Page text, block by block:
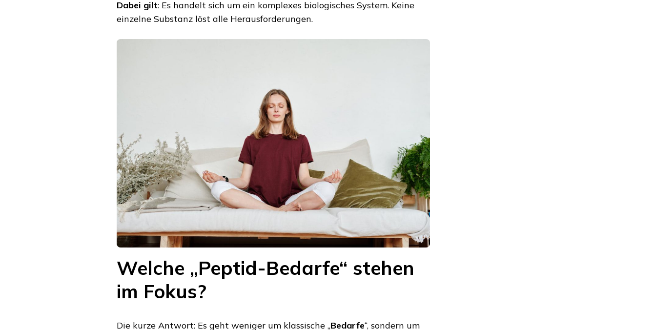
Dabei gilt: Es handelt sich um ein komplexes biologisches System. Keine
einzelne Substanz löst alle Herausforderungen.
Welche „Peptid-Bedarfe“ stehen
im Fokus?
Die kurze Antwort: Es geht weniger um klassische „Bedarfe“, sondern um